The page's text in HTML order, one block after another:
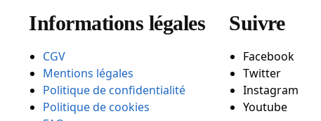
Informations légales
CGV
Mentions légales
Politique de confidentialité
Politique de cookies
Suivre
Facebook
Twitter
Instagram
Youtube